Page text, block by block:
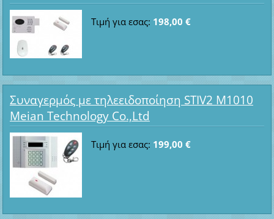
Τιμή για εσας: 198,00 €
Συναγερμός με τηλεειδοποίηση STIV2 M1010
Meian Technology Co.,Ltd
Τιμή για εσας: 199,00 €